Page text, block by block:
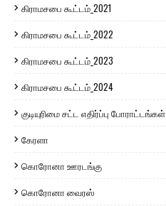
கிராமசபை கூட்டம்_2021
கிராமசபை கூட்டம்_2022
கிராமசபை கூட்டம்_2023
கிராமசபை கூட்டம்_2024
குடியுரிமை சட்ட எதிர்ப்பு போராட்டங்கள்
கேரளா
கொரோனா ஊரடங்கு
கொரோனா வைரஸ்